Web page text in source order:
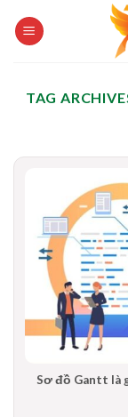
TAG
Sơ đồ Gantt là